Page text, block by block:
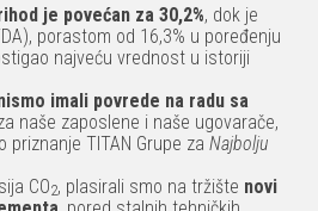
je povećan za 30,2%, dok je
porastom od 16,3% u poređenju
najveću vrednost u istoriji
imali povrede na radu sa
naše zaposlene i naše ugovarače,
priznanje TITAN Grupe za Najbolju
CO2, plasirali smo na tržište novi